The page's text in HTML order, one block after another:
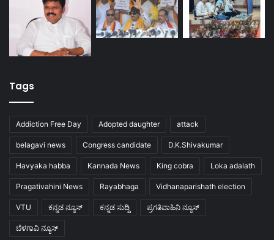
Tags
Addiction Free Day Adopted daughter attack
belagavi news Congress candidate D.K.Shivakumar
Havyaka habba Kannada News King cobra Loka adalath
Pragativahini News Rayabhaga Vidhanaparishath election
VTU ಕನ್ನಡ ನ್ಯೂಸ್ ಕನ್ನಡ ಸುದ್ದಿ ಪ್ರಗತಿವಾಹಿನಿ ನ್ಯೂಸ್
ಬೆಳಗಾವಿ ನ್ಯೂಸ್